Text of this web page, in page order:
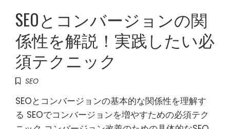
SEOとコンバージョンの関
係性を解説！実践したい必
須テクニック
SEO
SEOとコンバージョンの基本的な関係性を理解す
る SEOでコンバージョンを増やすための必須テク